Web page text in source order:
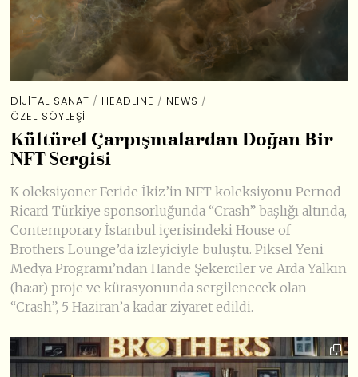
DIJITAL SANAT / HEADLINE / NEWS /
ÖZEL SÖYLEŞI
Kültürel Çarpışmalardan Doğan Bir
NFT Sergisi
K oleksiyoner Feride İkiz’in NFT koleksiyonu Pernod
Ricard Türkiye sponsorluğunda “Crash” başlığı altında,
Contemporary İstanbul içerisindeki House of
Brothers Lounge’da izleyiciyle buluştu. Piksel Yeni
Medya Programı’ndan Hande Şekerciler ve Arda Yalkın
(ha:ar) proje ve kürasyonunda sergilenecek olan
“Crash”, 5 Haziran’a kadar ziyaret edildi.